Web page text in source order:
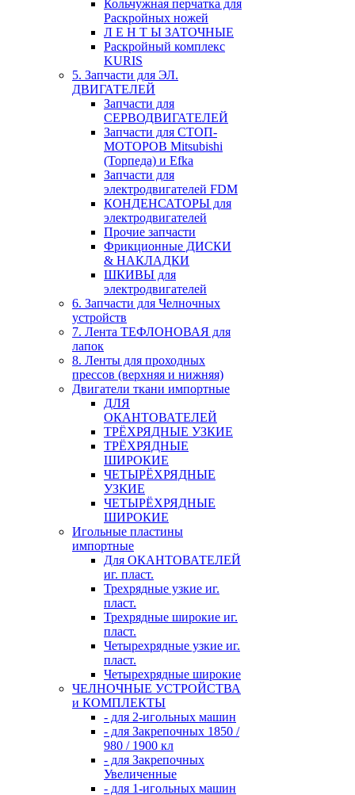
Кольчужная перчатка для
Раскройных ножей
Л Е Н Т Ы ЗАТОЧНЫЕ
Раскройный комплекс
KURIS
5. Запчасти для ЭЛ.
ДВИГАТЕЛЕЙ
Запчасти для
СЕРВОДВИГАТЕЛЕЙ
Запчасти для СТОП-
МОТОРОВ Mitsubishi
(Торпеда) и Efka
Запчасти для
электродвигателей FDM
КОНДЕНСАТОРЫ для
электродвигателей
Прочие запчасти
Фрикционные ДИСКИ
& НАКЛАДКИ
ШКИВЫ для
электродвигателей
6. Запчасти для Челночных
устройств
7. Лента ТЕФЛОНОВАЯ для
лапок
8. Ленты для проходных
прессов (верхняя и нижняя)
Двигатели ткани импортные
ДЛЯ
ОКАНТОВАТЕЛЕЙ
ТРЁХРЯДНЫЕ УЗКИЕ
ТРЁХРЯДНЫЕ
ШИРОКИЕ
ЧЕТЫРЁХРЯДНЫЕ
УЗКИЕ
ЧЕТЫРЁХРЯДНЫЕ
ШИРОКИЕ
Игольные пластины
импортные
Для ОКАНТОВАТЕЛЕЙ
иг. пласт.
Трехрядные узкие иг.
пласт.
Трехрядные широкие иг.
пласт.
Четырехрядные узкие иг.
пласт.
Четырехрядные широкие
ЧЕЛНОЧНЫЕ УСТРОЙСТВА
и КОМПЛЕКТЫ
- для 2-игольных машин
- для Закрепочных 1850 /
980 / 1900 кл
- для Закрепочных
Увеличенные
- для 1-игольных машин